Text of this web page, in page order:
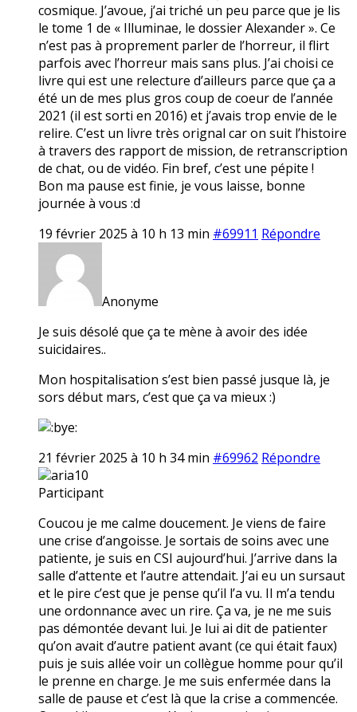
cosmique. J’avoue, j’ai triché un peu parce que je lis
le tome 1 de « Illuminae, le dossier Alexander ». Ce
n’est pas à proprement parler de l’horreur, il flirt
parfois avec l’horreur mais sans plus. J’ai choisi ce
livre qui est une relecture d’ailleurs parce que ça a
été un de mes plus gros coup de coeur de l’année
2021 (il est sorti en 2016) et j’avais trop envie de le
relire. C’est un livre très orignal car on suit l’histoire
à travers des rapport de mission, de retranscription
de chat, ou de vidéo. Fin bref, c’est une pépite !
Bon ma pause est finie, je vous laisse, bonne
journée à vous :d
19 février 2025 à 10 h 13 min #69911 Répondre
Anonyme
Je suis désolé que ça te mène à avoir des idée
suicidaires..
Mon hospitalisation s’est bien passé jusque là, je
sors début mars, c’est que ça va mieux :)
21 février 2025 à 10 h 34 min #69962 Répondre
aria10
Participant
Coucou je me calme doucement. Je viens de faire
une crise d’angoisse. Je sortais de soins avec une
patiente, je suis en CSI aujourd’hui. J’arrive dans la
salle d’attente et l’autre attendait. J’ai eu un sursaut
et le pire c’est que je pense qu’il l’a vu. Il m’a tendu
une ordonnance avec un rire. Ça va, je ne me suis
pas démontée devant lui. Je lui ai dit de patienter
qu’on avait d’autre patient avant (ce qui était faux)
puis je suis allée voir un collègue homme pour qu’il
le prenne en charge. Je me suis enfermée dans la
salle de pause et c’est là que la crise a commencée.